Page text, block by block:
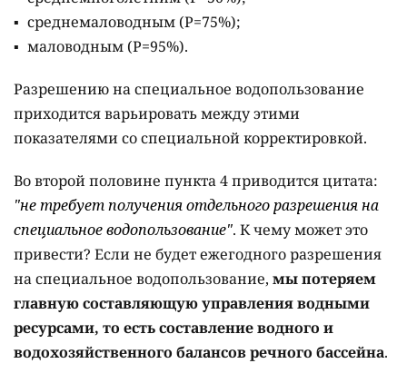
среднемаловодным (Р=75%);
маловодным (Р=95%).
Разрешению на специальное водопользование
приходится варьировать между этими
показателями со специальной корректировкой.
Во второй половине пункта 4 приводится цитата:
"не требует получения отдельного разрешения на
специальное водопользование". К чему может это
привести? Если не будет ежегодного разрешения
на специальное водопользование, мы потеряем
главную составляющую управления водными
ресурсами, то есть составление водного и
водохозяйственного балансов речного бассейна.